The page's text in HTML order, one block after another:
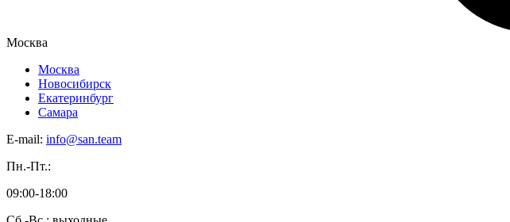
Москва
Москва
Новосибирск
Екатеринбург
Самара
E-mail: info@san.team
Пн.-Пт.:
09:00-18:00